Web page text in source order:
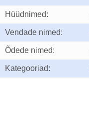
Hüüdnimed:
Vendade nimed:
Õdede nimed:
Kategooriad: